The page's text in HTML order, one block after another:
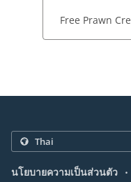
Free Prawn
นโยบายความเป็นส่วนตัว .